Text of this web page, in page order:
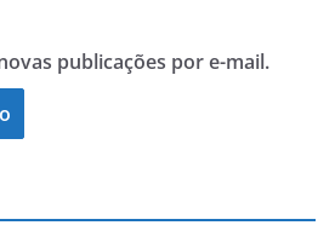
publicações por e-mail.